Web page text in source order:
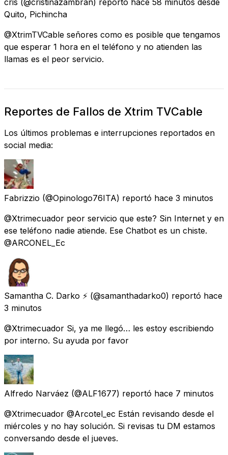
Quito, Pichincha
@XtrimTVCable señores como es posible que tengamos
que esperar 1 hora en el teléfono y no atienden las
llamas es el peor servicio.
Reportes de Fallos de Xtrim TVCable
Los últimos problemas e interrupciones reportados en
social media:
Fabrizzio (@Opinologo76ITA) reportó hace 3 minutos
@Xtrimecuador peor servicio que este? Sin Internet y en
ese teléfono nadie atiende. Ese Chatbot es un chiste.
@ARCONEL_Ec
Samantha C. Darko ⚡️ (@samanthadarko0) reportó hace
3 minutos
@Xtrimecuador Si, ya me llegó… les estoy escribiendo
por interno. Su ayuda por favor
Alfredo Narváez (@ALF1677) reportó hace 7 minutos
@Xtrimecuador @Arcotel_ec Están revisando desde el
miércoles y no hay solución. Si revisas tu DM estamos
conversando desde el jueves.